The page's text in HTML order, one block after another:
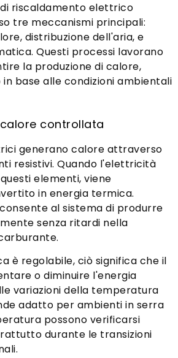
riscaldamento elettrico
tre meccanismi principali:
distribuzione dell'aria, e
Questi processi lavorano
la produzione di calore,
base alle condizioni ambientali
controllata
generano calore attraverso
resistivi. Quando l'elettricità
elementi, viene
in energia termica.
al sistema di produrre
senza ritardi nella
è regolabile, ciò significa che il
o diminuire l'energia
variazioni della temperatura
adatto per ambienti in serra
possono verificarsi
durante le transizioni